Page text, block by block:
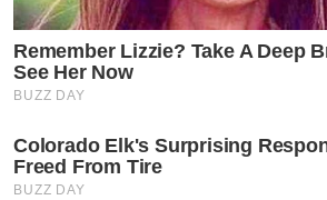
Remember Lizzie? Take A Deep
See Her Now
BUZZ DAY
Colorado Elk's Surprising
Freed From Tire
BUZZ DAY